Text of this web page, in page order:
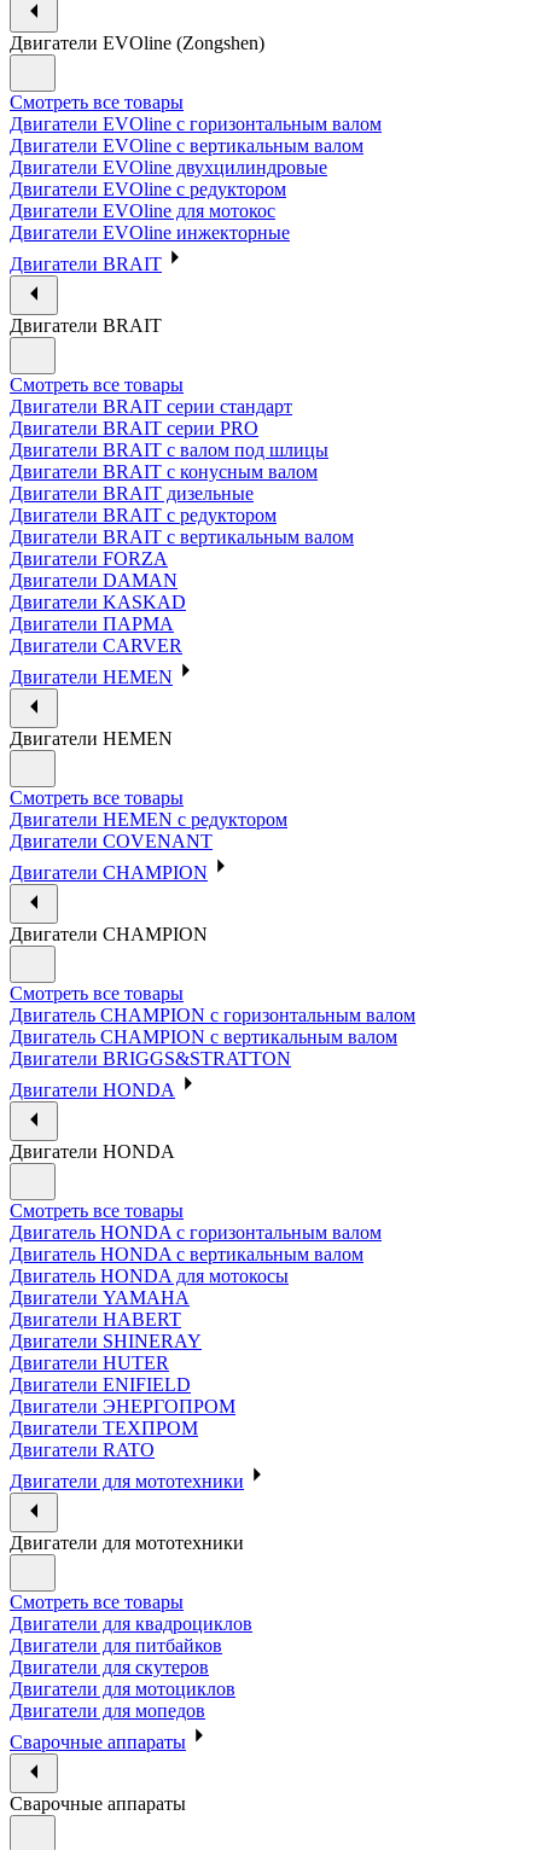
Двигатели EVOline (Zongshen)
Смотреть все товары
Двигатели EVOline с горизонтальным валом
Двигатели EVOline с вертикальным валом
Двигатели EVOline двухцилиндровые
Двигатели EVOline с редуктором
Двигатели EVOline для мотокос
Двигатели EVOline инжекторные
Двигатели BRAIT
Двигатели BRAIT
Смотреть все товары
Двигатели BRAIT серии стандарт
Двигатели BRAIT серии PRO
Двигатели BRAIT с валом под шлицы
Двигатели BRAIT с конусным валом
Двигатели BRAIT дизельные
Двигатели BRAIT с редуктором
Двигатели BRAIT с вертикальным валом
Двигатели FORZA
Двигатели DAMAN
Двигатели KASKAD
Двигатели ПАРМА
Двигатели CARVER
Двигатели HEMEN
Двигатели HEMEN
Смотреть все товары
Двигатели HEMEN с редуктором
Двигатели COVENANT
Двигатели CHAMPION
Двигатели CHAMPION
Смотреть все товары
Двигатель CHAMPION с горизонтальным валом
Двигатель CHAMPION с вертикальным валом
Двигатели BRIGGS&STRATTON
Двигатели HONDA
Двигатели HONDA
Смотреть все товары
Двигатель HONDA с горизонтальным валом
Двигатель HONDA с вертикальным валом
Двигатель HONDA для мотокосы
Двигатели YAMAHA
Двигатели HABERT
Двигатели SHINERAY
Двигатели HUTER
Двигатели ENIFIELD
Двигатели ЭНЕРГОПРОМ
Двигатели ТЕХПРОМ
Двигатели RATO
Двигатели для мототехники
Двигатели для мототехники
Смотреть все товары
Двигатели для квадроциклов
Двигатели для питбайков
Двигатели для скутеров
Двигатели для мотоциклов
Двигатели для мопедов
Сварочные аппараты
Сварочные аппараты